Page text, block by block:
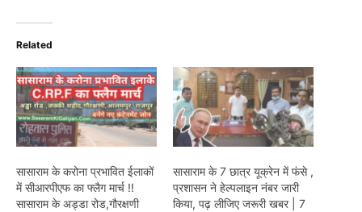
Related
सासाराम के करोना प्रभावित ईलाकों
में सीआरपीएफ का फ्लैग मार्च !!
सासाराम के अड्डा रोड,गौरक्षणी
सासाराम के 7 छात्र यूक्रेन में फंसे ,
प्रशासन ने हेल्पलाइन नंबर जारी
किया, पढ़ लीजिए जरूरी खबर | 7